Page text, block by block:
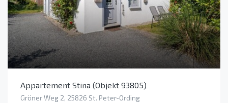
Appartement Stina (Objekt 93805)
Gröner Weg 2, 25826 St. Peter-Ording